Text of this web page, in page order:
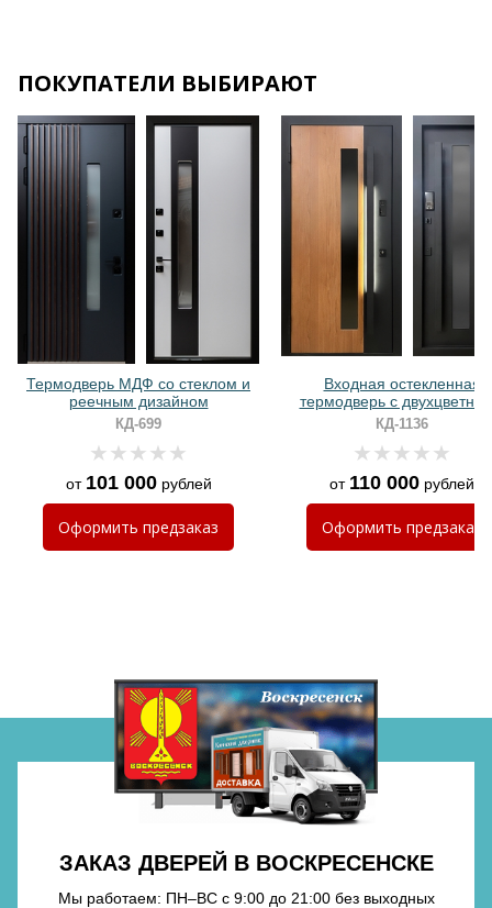
ПОКУПАТЕЛИ ВЫБИРАЮТ
МДФ со стеклом и
реечным дизайном
101 000рублей
Оформитьпредзаказ
Входная остекленная
термодверь с двухцветными
панелями МДФ и длинной
ручкой с LED-подсветкой
110 000рублей
Оформитьпредзаказ
ЗАКАЗ ДВЕРЕЙ В ВОСКРЕСЕНСКЕ
Мы работаем: ПН–ВС с 9:00 до 21:00 без выходных